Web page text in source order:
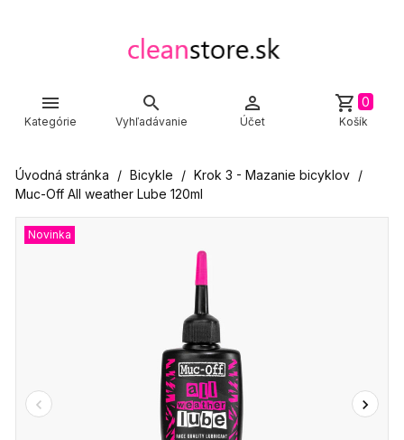

Kategórie

Vyhľadávanie

Účet
shopping_cart 0
Košík
Úvodná stránka Bicykle
Krok 3 - Mazanie bicyklov
Muc-Off All weather Lube 120ml
Novinka